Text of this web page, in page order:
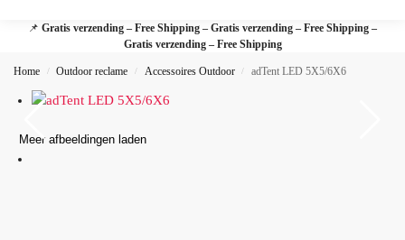
📌 Gratis verzending – Free Shipping – Gratis verzending – Free Shipping –
Gratis verzending – Free Shipping
Home / Outdoor reclame / Accessoires Outdoor / adTent LED 5X5/6X6
Meer afbeeldingen laden